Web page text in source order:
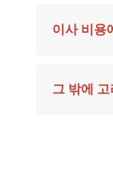
이사 비용
그 밖에